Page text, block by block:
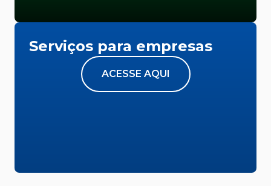
Serviços para empresas
ACESSE AQUI